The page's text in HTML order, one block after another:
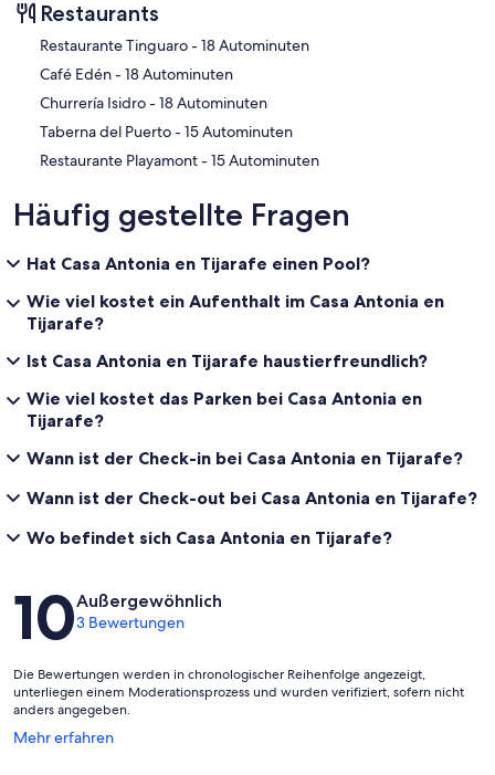
Restaurants
‪Restaurante Tinguaro - ‬18 Autominuten
‪Café Edén - ‬18 Autominuten
‪Churrería Isidro - ‬18 Autominuten
‪Taberna del Puerto - ‬15 Autominuten
‪Restaurante Playamont - ‬15 Autominuten
Häufig gestellte Fragen
Hat Casa Antonia en Tijarafe einen Pool?
Wie viel kostet ein Aufenthalt im Casa Antonia en
Tijarafe?
Ist Casa Antonia en Tijarafe haustierfreundlich?
Wie viel kostet das Parken bei Casa Antonia en
Tijarafe?
Wann ist der Check-in bei Casa Antonia en Tijarafe?
Wann ist der Check-out bei Casa Antonia en Tijarafe?
Wo befindet sich Casa Antonia en Tijarafe?
Bewertungen
10Außergewöhnlich
3 Bewertungen
Die Bewertungen werden in chronologischer Reihenfolge angezeigt,
unterliegen einem Moderationsprozess und wurden verifiziert, sofern nicht
anders angegeben.
Mehr erfahren
Wird